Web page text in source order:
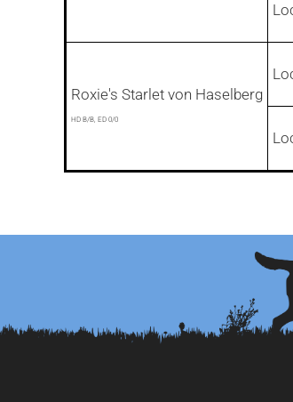
Roxie's Starlet von Haselberg
HD B/B, ED 0/0